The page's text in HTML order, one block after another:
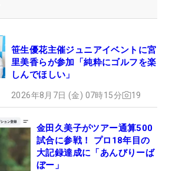
笹生優花主催ジュニアイベントに宮
里美香らが参加「純粋にゴルフを楽
しんでほしい」
2026年8月7日 (金) 07時15分 19
金田久美子がツアー通算500
試合に参戦！ プロ18年目の
大記録達成に「あんびりーば
ぼー」